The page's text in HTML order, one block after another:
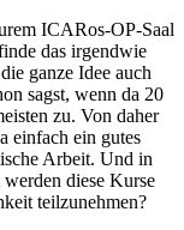
ICARos-OP-Saal
das irgendwie
ganze Idee auch
sagst, wenn da 20
zu. Von daher
einfach ein gutes
Arbeit. Und in
diese Kurse
teilzunehmen?